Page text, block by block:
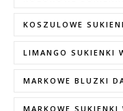
KOSZULOWE
LIMANGO SUKIENKI
MARKOWE BLUZKI
MARKOWE SUKIENKI